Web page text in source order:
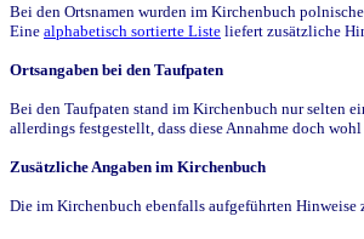
Bei den Ortsnamen wurden im Kirchenbuch
Eine alphabetisch sortierte Liste liefert zusätzliche
Ortsangaben bei den Taufpaten
Bei den Taufpaten stand im Kirchenbuch nur selten
allerdings festgestellt, dass diese Annahme doch
Zusätzliche Angaben im Kirchenbuch
Die im Kirchenbuch ebenfalls aufgeführten Hinweise